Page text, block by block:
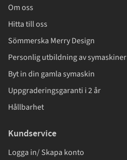
Om oss
Hitta till oss
Sömmerska Merry Design
Personlig utbildning av symaskiner
Byt in din gamla symaskin
Uppgraderingsgaranti i 2 år
Hållbarhet
Kundservice
Logga in/ Skapa konto